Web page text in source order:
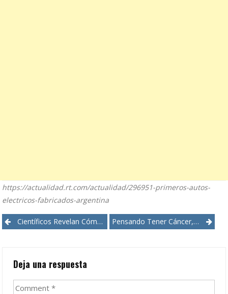
https://actualidad.rt.com/actualidad/296951-primeros-autos-
electricos-fabricados-argentina
PostCientíficos Revelan Cómo El Cerebro ‘predice’ El Futuro Pensando Tener Cáncer, Recibió 5 Años De Quimioterapia
Deja una respuesta